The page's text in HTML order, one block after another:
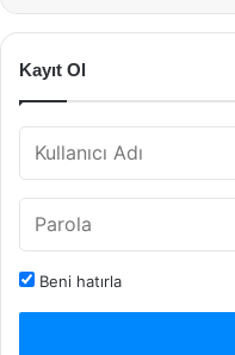
Kayıt Ol
Beni hatırla